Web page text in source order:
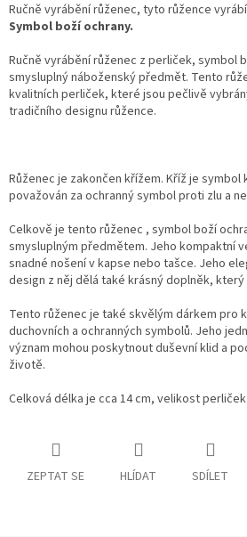
Ručně vyrábění růženec, tyto růžence
Symbol boží ochrany.
Ručně vyrábění růženec z perliček, symbol
smysluplný náboženský předmět. Tento
kvalitních perliček, které jsou pečlivě
tradičního designu růžence.
Růženec je zakončen křížem. Kříž je
považován za ochranný symbol proti zlu a
Celkově je tento růženec , symbol boží
smysluplným předmětem. Jeho kompaktní
snadné nošení v kapse nebo tašce. Jeho
design z něj dělá také krásný doplněk,
Tento růženec je také skvělým dárkem pro
duchovních a ochranných symbolů. Jeho
význam mohou poskytnout duševní klid a
životě.
Celková délka je cca 14 cm, velikost perliček
ZEPTAT SE HLÍDAT SDÍLET